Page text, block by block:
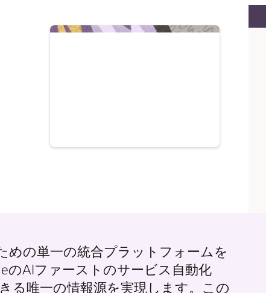
めの単一の統合プラットフォームを
のAIファーストのサービス自動化
る唯一の情報源を実現します。この